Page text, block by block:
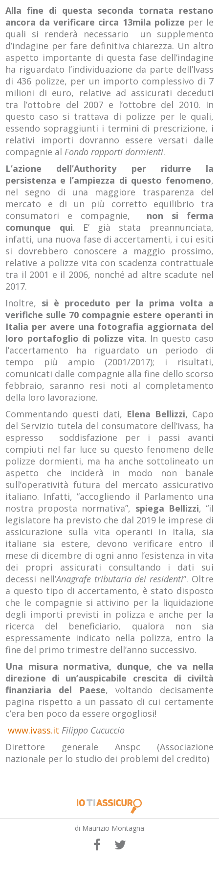
Alla fine di questa seconda tornata restano
ancora da verificare circa 13mila polizze per le
quali si renderà necessario un supplemento
d’indagine per fare definitiva chiarezza. Un altro
aspetto importante di questa fase dell’indagine
ha riguardato l’individuazione da parte dell’Ivass
di 436 polizze, per un importo complessivo di 7
milioni di euro, relative ad assicurati deceduti
tra l’ottobre del 2007 e l’ottobre del 2010. In
questo caso si trattava di polizze per le quali,
essendo sopraggiunti i termini di prescrizione, i
relativi importi dovranno essere versati dalle
compagnie al Fondo rapporti dormienti.
L’azione dell’Authority per ridurre la
persistenza e l’ampiezza di questo fenomeno,
nel segno di una maggiore trasparenza del
mercato e di un più corretto equilibrio tra
consumatori e compagnie, non si ferma
comunque qui. E’ già stata preannunciata,
infatti, una nuova fase di accertamenti, i cui esiti
si dovrebbero conoscere a maggio prossimo,
relative a polizze vita con scadenza contrattuale
tra il 2001 e il 2006, nonché ad altre scadute nel
2017.
Inoltre, si è proceduto per la prima volta a
verifiche sulle 70 compagnie estere operanti in
Italia per avere una fotografia aggiornata del
loro portafoglio di polizze vita. In questo caso
l’accertamento ha riguardato un periodo di
tempo più ampio (2001/2017); i risultati,
comunicati dalle compagnie alla fine dello scorso
febbraio, saranno resi noti al completamento
della loro lavorazione.
Commentando questi dati, Elena Bellizzi, Capo
del Servizio tutela del consumatore dell’Ivass, ha
espresso soddisfazione per i passi avanti
compiuti nel far luce su questo fenomeno delle
polizze dormienti, ma ha anche sottolineato un
aspetto che inciderà in modo non banale
sull’operatività futura del mercato assicurativo
italiano. Infatti, ”accogliendo il Parlamento una
nostra proposta normativa”, spiega Bellizzi, “il
legislatore ha previsto che dal 2019 le imprese di
assicurazione sulla vita operanti in Italia, sia
italiane sia estere, devono verificare entro il
mese di dicembre di ogni anno l’esistenza in vita
dei propri assicurati consultando i dati sui
decessi nell’Anagrafe tributaria dei residenti”. Oltre
a questo tipo di accertamento, è stato disposto
che le compagnie si attivino per la liquidazione
degli importi previsti in polizza e anche per la
ricerca del beneficiario, qualora non sia
espressamente indicato nella polizza, entro la
fine del primo trimestre dell’anno successivo.
Una misura normativa, dunque, che va nella
direzione di un’auspicabile crescita di civiltà
finanziaria del Paese, voltando decisamente
pagina rispetto a un passato di cui certamente
c’era ben poco da essere orgogliosi!
www.ivass.it Filippo Cucuccio
Direttore generale Anspc (Associazione
nazionale per lo studio dei problemi del credito)
di Maurizio Montagna